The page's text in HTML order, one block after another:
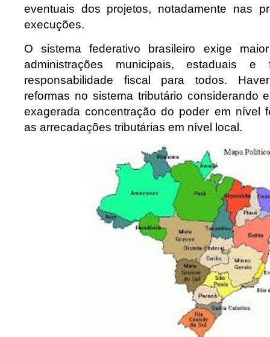
eventuais dos projetos, notadamente nas
execuções.
O sistema federativo brasileiro exige
administrações municipais, estaduais
responsabilidade fiscal para todos.
reformas no sistema tributário considerando
exagerada concentração do poder em nível
as arrecadações tributárias em nível local.